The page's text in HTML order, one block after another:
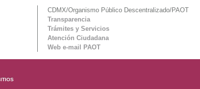
CDMX/Organismo Público Descentralizado/PAOT
Transparencia
Trámites y Servicios
Atención Ciudadana
Web e-mail PAOT